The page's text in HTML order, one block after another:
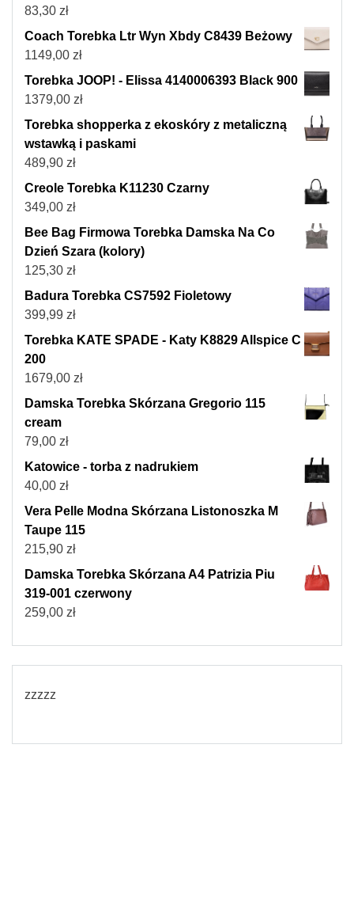
83,30 zł
Coach Torebka Ltr Wyn Xbdy C8439 Beżowy
1149,00 zł
Torebka JOOP! - Elissa 4140006393 Black 900
1379,00 zł
Torebka shopperka z ekoskóry z metaliczną
wstawką i paskami
489,90 zł
Creole Torebka K11230 Czarny
349,00 zł
Bee Bag Firmowa Torebka Damska Na Co
Dzień Szara (kolory)
125,30 zł
Badura Torebka CS7592 Fioletowy
399,99 zł
Torebka KATE SPADE - Katy K8829 Allspice C
200
1679,00 zł
Damska Torebka Skórzana Gregorio 115
cream
79,00 zł
Katowice - torba z nadrukiem
40,00 zł
Vera Pelle Modna Skórzana Listonoszka M
Taupe 115
215,90 zł
Damska Torebka Skórzana A4 Patrizia Piu
319-001 czerwony
259,00 zł
zzzzz